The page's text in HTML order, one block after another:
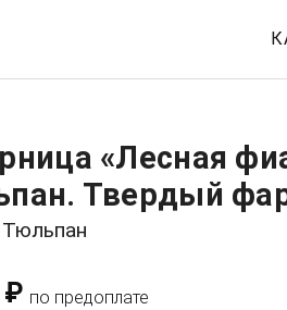
«Лесная
Твердый
₽ по предоплате